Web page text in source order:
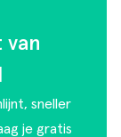
van
sneller
je gratis